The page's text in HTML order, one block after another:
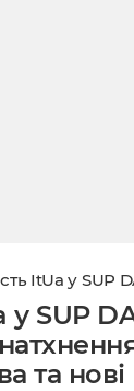
ItUa у SUP
у SUP
та